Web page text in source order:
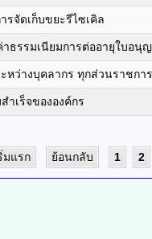
จัดเก็บขยะรีไซเคิล
าธรรมเนียมการต่ออายุใบอนุ
หว่างบุคลากร ทุกส่วนราชการ
เร็จขององค์กร
มแรก ย้อนกลับ 1 2